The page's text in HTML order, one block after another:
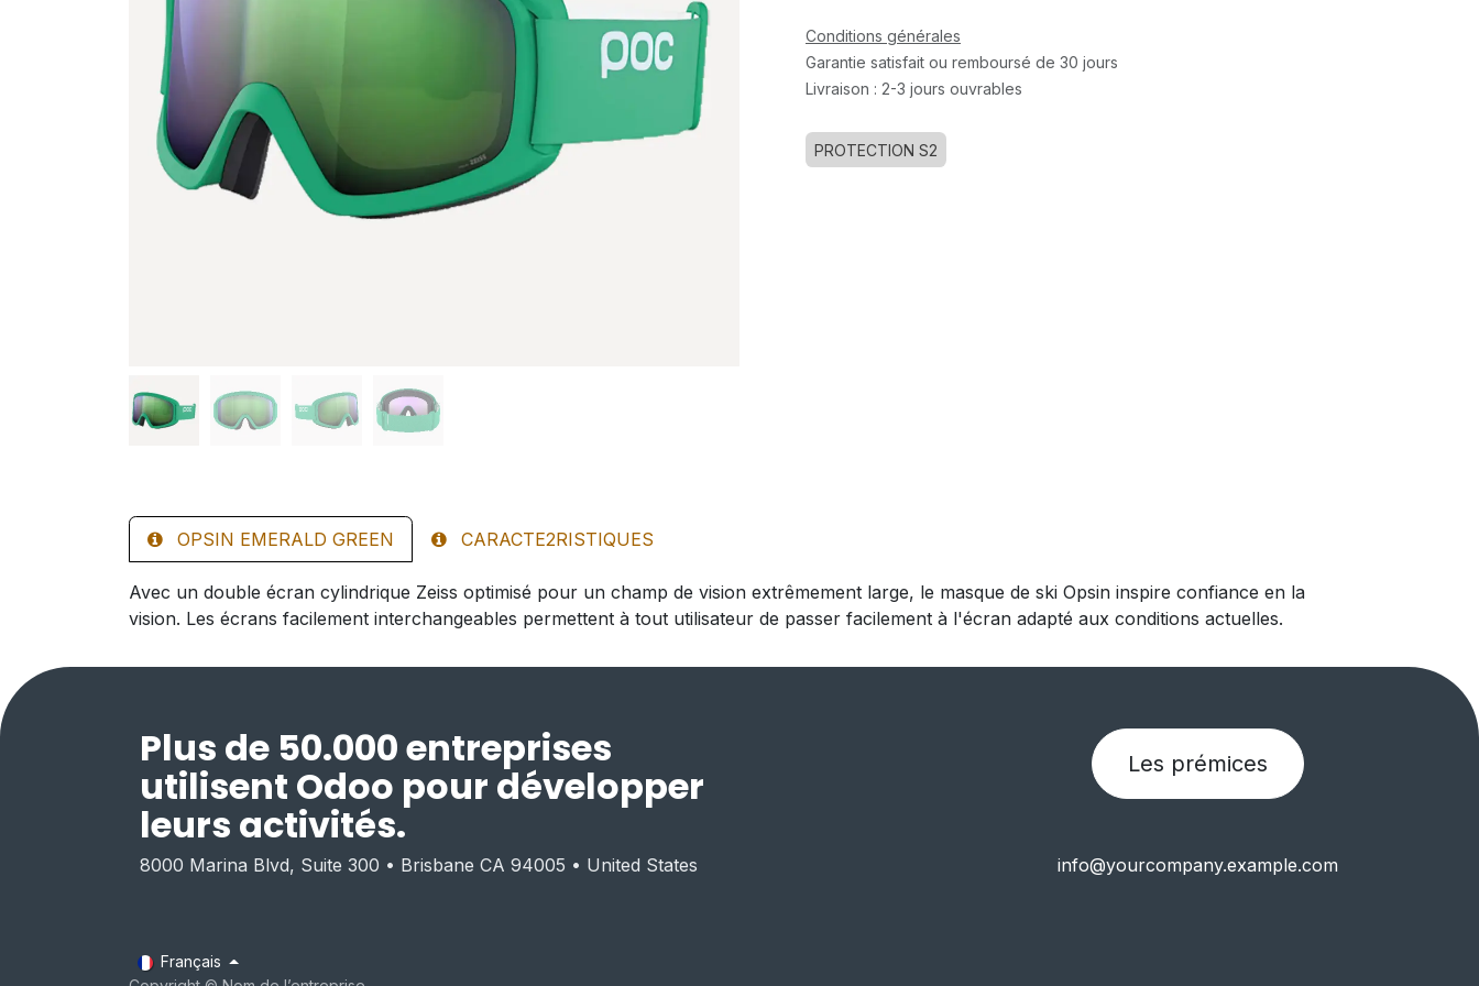
Conditions générales
Garantie satisfait ou remboursé de 30 jours
Livraison : 2-3 jours ouvrables
PROTECTION S2
OPSIN EMERALD GREEN CARACTE2RISTIQUES
Avec un double écran cylindrique Zeiss optimisé pour un champ de vision extrêmement large, le masque de ski Opsin inspire confiance en la
vision. Les écrans facilement interchangeables permettent à tout utilisateur de passer facilement à l'écran adapté aux conditions actuelles.
Plus de 50.000 entreprises
utilisent Odoo pour développer
leurs activités.
Les prémices
8000 Marina Blvd, Suite 300 • Brisbane CA 94005 • United States info@yourcompany.example.com
Français